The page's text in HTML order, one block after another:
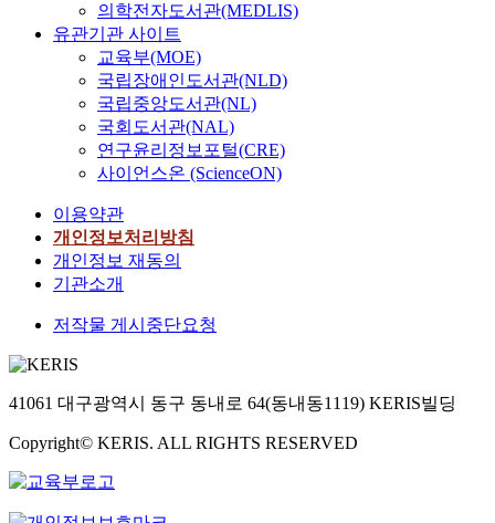
의학전자도서관(MEDLIS)
유관기관 사이트
교육부(MOE)
국립장애인도서관(NLD)
국립중앙도서관(NL)
국회도서관(NAL)
연구윤리정보포털(CRE)
사이언스온 (ScienceON)
이용약관
개인정보처리방침
개인정보 재동의
기관소개
저작물 게시중단요청
41061 대구광역시 동구 동내로 64(동내동1119) KERIS빌딩
Copyright© KERIS. ALL RIGHTS RESERVED